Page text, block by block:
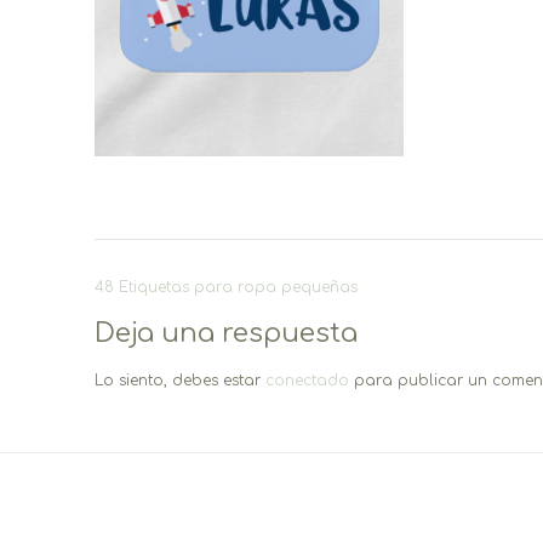
Navegación
entradas
48 Etiquetas para ropa pequeñas
Deja una respuesta
Lo siento, debes estar conectado para publicar un